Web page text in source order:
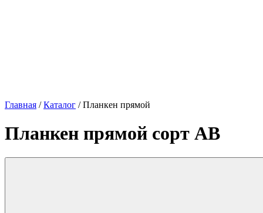
Главная /Каталог /Планкен прямой
Планкен прямой сорт AB